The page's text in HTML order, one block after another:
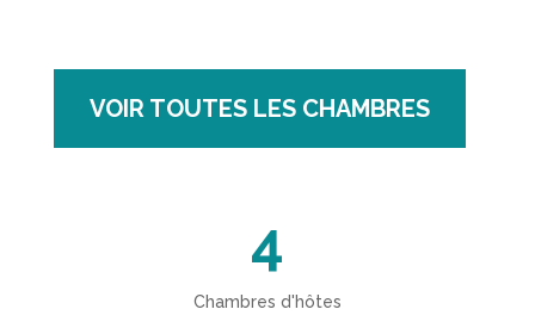
VOIR TOUTES LES CHAMBRES
4
Chambres d'hôtes